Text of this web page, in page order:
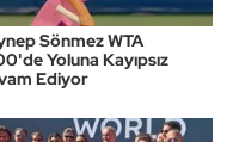
Sönmez WTA
Yoluna Kayıpsız
Ediyor